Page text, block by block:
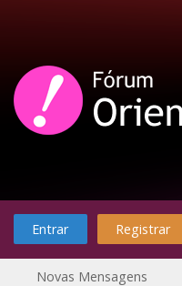
Entrar Registrar
Novas Mensagens